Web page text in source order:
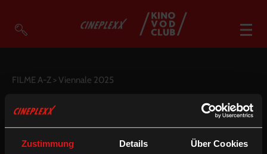
Zustimmung Details Über Cookies
VOD Filme A-Z
So geht’s
Filmpakete
FILME A-Z> Viennale 2025
GENRE UM € 3,90
DEUTSCHE UT ENGLISCHE UT